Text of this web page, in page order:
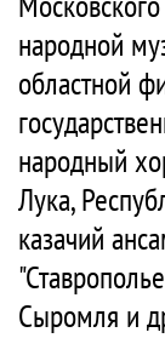
народной
областной
народный
Лука,
казачий
Сыромля и